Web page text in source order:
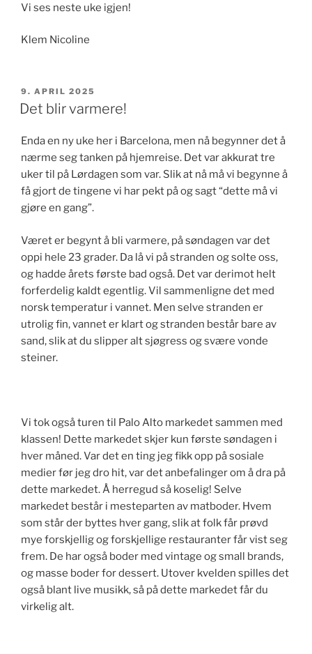
Vi ses neste uke igjen!
Klem Nicoline
PUBLISERT
9. APRIL 2025
Det blir varmere!
Enda en ny uke her i Barcelona, men nå begynner det å
nærme seg tanken på hjemreise. Det var akkurat tre
uker til på Lørdagen som var. Slik at nå må vi begynne å
få gjort de tingene vi har pekt på og sagt “dette må vi
gjøre en gang”.
Været er begynt å bli varmere, på søndagen var det
oppi hele 23 grader. Da lå vi på stranden og solte oss,
og hadde årets første bad også. Det var derimot helt
forferdelig kaldt egentlig. Vil sammenligne det med
norsk temperatur i vannet. Men selve stranden er
utrolig fin, vannet er klart og stranden består bare av
sand, slik at du slipper alt sjøgress og svære vonde
steiner.
Vi tok også turen til Palo Alto markedet sammen med
klassen! Dette markedet skjer kun første søndagen i
hver måned. Var det en ting jeg fikk opp på sosiale
medier før jeg dro hit, var det anbefalinger om å dra på
dette markedet. Å herregud så koselig! Selve
markedet består i mesteparten av matboder. Hvem
som står der byttes hver gang, slik at folk får prøvd
mye forskjellig og forskjellige restauranter får vist seg
frem. De har også boder med vintage og small brands,
og masse boder for dessert. Utover kvelden spilles det
også blant live musikk, så på dette markedet får du
virkelig alt.